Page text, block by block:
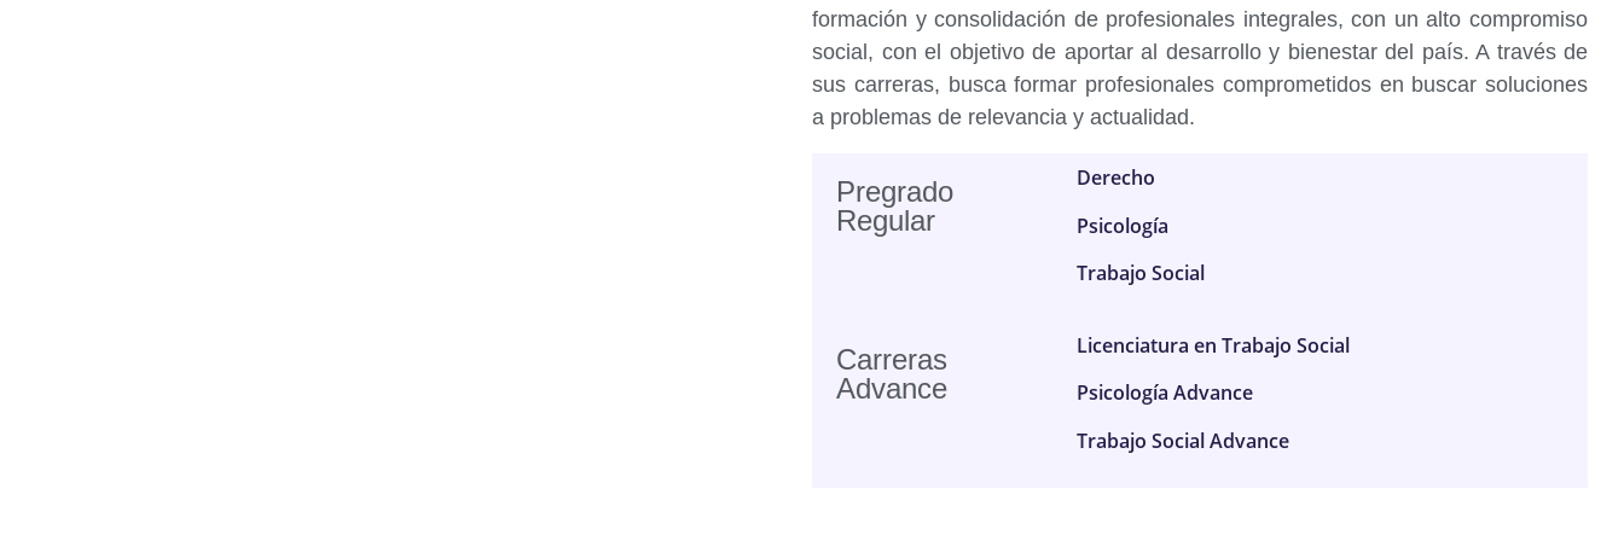
formación y consolidación de profesionales integrales, con un alto compromiso
social, con el objetivo de aportar al desarrollo y bienestar del país. A través de
sus carreras, busca formar profesionales comprometidos en buscar soluciones
a problemas de relevancia y actualidad.
Pregrado
Regular
Derecho
Psicología
Trabajo Social
Carreras
Advance
Licenciatura en Trabajo Social
Psicología Advance
Trabajo Social Advance